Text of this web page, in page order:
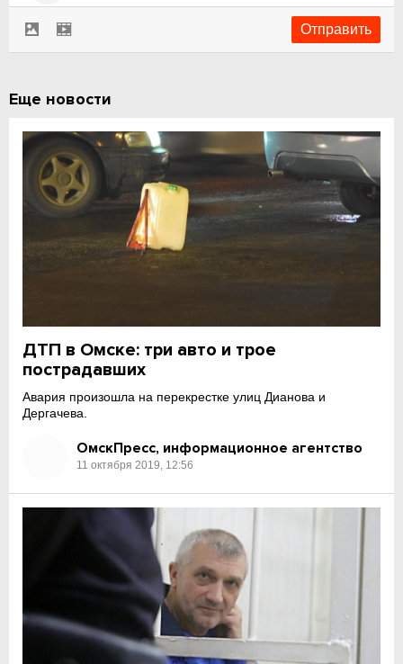
Еще новости
ДТП в Омске: три авто и трое
пострадавших
Авария произошла на перекрестке улиц Дианова и
Дергачева.
ОмскПресс, информационное агентство
11 октября 2019, 12:56